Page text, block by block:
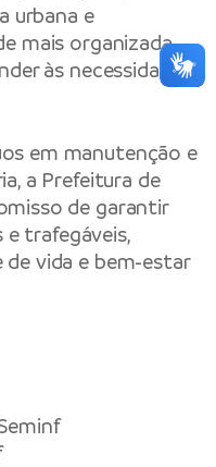
urbana e
mais organizada,
às necessidades
em manutenção e
a Prefeitura de
de garantir
e trafegáveis,
vida e bem-estar